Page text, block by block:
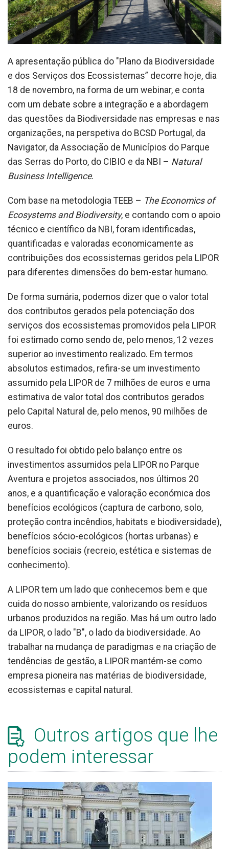
A apresentação pública do "Plano da Biodiversidade
e dos Serviços dos Ecossistemas” decorre hoje, dia
18 de novembro, na forma de um webinar, e conta
com um debate sobre a integração e a abordagem
das questões da Biodiversidade nas empresas e nas
organizações, na perspetiva do BCSD Portugal, da
Navigator, da Associação de Municípios do Parque
das Serras do Porto, do CIBIO e da NBI – Natural
Business Intelligence.
Com base na metodologia TEEB – The Economics of
Ecosystems and Biodiversity, e contando com o apoio
técnico e científico da NBI, foram identificadas,
quantificadas e valoradas economicamente as
contribuições dos ecossistemas geridos pela LIPOR
para diferentes dimensões do bem-estar humano.
De forma sumária, podemos dizer que o valor total
dos contributos gerados pela potenciação dos
serviços dos ecossistemas promovidos pela LIPOR
foi estimado como sendo de, pelo menos, 12 vezes
superior ao investimento realizado. Em termos
absolutos estimados, refira-se um investimento
assumido pela LIPOR de 7 milhões de euros e uma
estimativa de valor total dos contributos gerados
pelo Capital Natural de, pelo menos, 90 milhões de
euros.
O resultado foi obtido pelo balanço entre os
investimentos assumidos pela LIPOR no Parque
Aventura e projetos associados, nos últimos 20
anos, e a quantificação e valoração económica dos
benefícios ecológicos (captura de carbono, solo,
proteção contra incêndios, habitats e biodiversidade),
benefícios sócio-ecológicos (hortas urbanas) e
benefícios sociais (recreio, estética e sistemas de
conhecimento).
A LIPOR tem um lado que conhecemos bem e que
cuida do nosso ambiente, valorizando os resíduos
urbanos produzidos na região. Mas há um outro lado
da LIPOR, o lado "B", o lado da biodiversidade. Ao
trabalhar na mudança de paradigmas e na criação de
tendências de gestão, a LIPOR mantém-se como
empresa pioneira nas matérias de biodiversidade,
ecossistemas e capital natural.
Outros artigos que lhe
podem interessar